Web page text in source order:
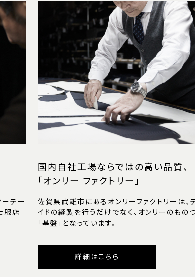
テー
服店
国内自社工場ならではの高い品質、
「オンリー ファクトリー」
佐賀県武雄市にあるオンリーファクトリーは、
イドの縫製を行うだけでなく、オンリーのもの
「基盤」となっています。
詳細はこちら